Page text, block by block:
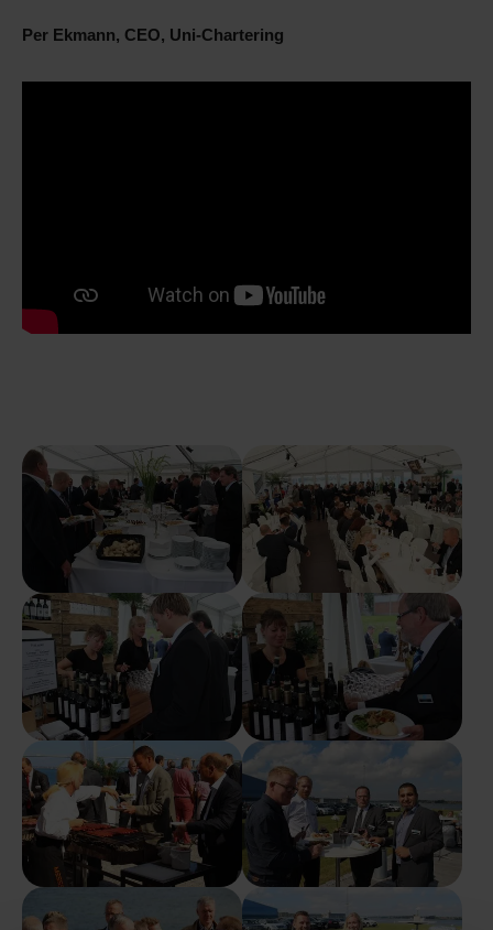
Per Ekmann, CEO, Uni-Chartering
Show larger version Show larger version
Show larger version Show larger version
Show larger version Show larger version
Show larger version Show larger version